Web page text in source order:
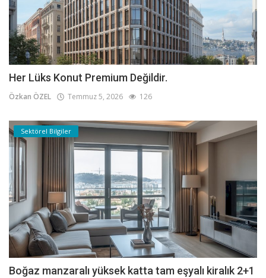
Her Lüks Konut Premium Değildir.
Özkan ÖZEL Temmuz 5, 2026 126
Sektörel Bilgiler
Boğaz manzaralı yüksek katta tam eşyalı kiralık 2+1